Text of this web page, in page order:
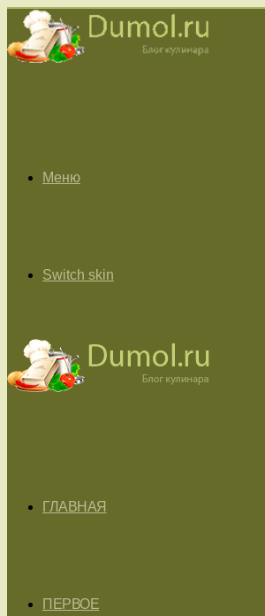
Меню
Switch skin
ГЛАВНАЯ
ПЕРВОЕ